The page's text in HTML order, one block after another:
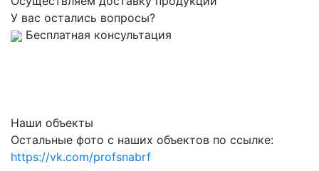
У вас остались вопросы?
Бесплатная консультация
Наши объекты
Остальные фото с наших объектов по ссылке:
https://vk.com/profsnabrf